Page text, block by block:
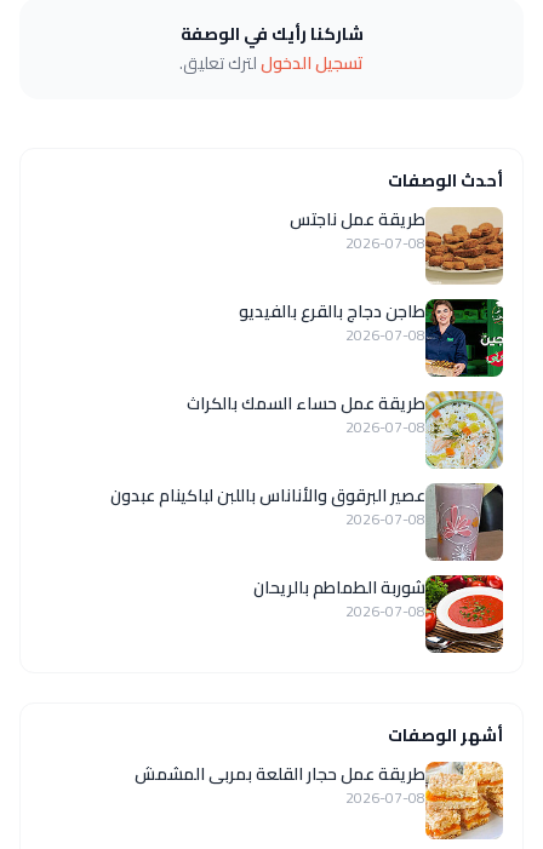
شاركنا رأيك في الوصفة
تسجيل الدخوللترك تعليق.
أحدث الوصفات
طريقة عمل ناجتس
2026-07-08
طاجن دجاج بالقرع بالفيديو
2026-07-08
طريقة عمل حساء السمك بالكراث
2026-07-08
عصير البرقوق والأناناس باللبن لباكينام عبدون
2026-07-08
شوربة الطماطم بالريحان
2026-07-08
أشهر الوصفات
طريقة عمل حجار القلعة بمربى المشمش
2026-07-08